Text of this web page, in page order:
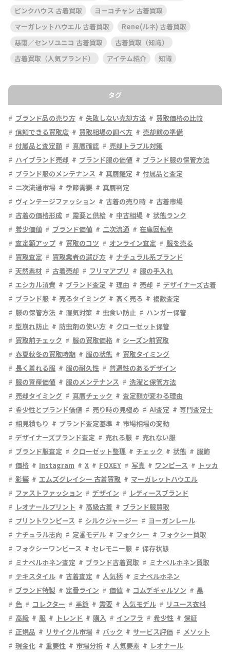
ピンクハウス 古着買取
ヨーコチャン 古着買取
マーガレットハウエル 古着買取
Rene(ルネ) 古着買取
慈雨／センソユニコ 古着買取
古着買取（知識）
古着買取（人気ブランド）
アイテム紹介 知識
タグ
ブランド品の売り方 失敗しない売却方法
買取価格の比較
信頼できる買取店
買取相場の調べ方
売却前の準備
付属品と査定額
真贋確認
売却トラブル対策
ハイブランド売却
ブランド服の価値
ブランド服の保管方法
ブランド服のメンテナンス
真贋鑑定
付属品と査定
二次流通市場
季節需要
真贋判定
ヴィンテージファッション
古着の売り時
古着市場
古着の価格形成
需要と供給 中古相場
状態ランク
希少価値
ブランド価値 二次流通
在庫回転率
査定額アップ
買取のコツ オンライン査定
服を売る
買取査定
買取業者の選び方
ナチュラル系ブランド
天然素材
古着売却 フリマアプリ
服の手入れ
エシカル消費
ブランド査定 理由 売却
デザイナーズ古着
ブランド服
売るタイミング 高く売る
複数査定
服の保管方法
湿気対策 虫食い防止
ハンガー保管
型崩れ防止
防虫剤の使い方
クローゼット保管
買取前チェック
服の買取価格
シーズン前買取
春夏秋冬の買取時期
服の状態
買取タイミング
長く着れる服
服の耐久性
普遍性のあるデザイン
服の資産価値
服のメンテナンス
洗濯と保管方法
売却タイミング
真贋チェック
査定額が変わる理由
希少性とブランド価値
売り時の見極め AI査定
専門査定士
相見積もり
ブランド査定基準
市場相場の変動
デザイナーズブランド査定
売れる服
売れない服
ブランド服査定
クローゼット整理 チェック 状態
服飾
価格
Instagram X FOXEY 写真 ワンピース
トッカ
影響
エムズグレイシー 古着買取
マーガレットハウエル
ファストファッション
デザイン
レディースブランド
レオナールプリント
高級古着
ブランド服買取
プリントワンピース
シルクジャージー
ヨーガンレール
ナチュラル志向
定番モデル フォクシー
フォクシー買取
フォクシーワンピース
セレモニー服
保存状態
ミナペルホネン査定
ブランド古着買取
ミナペルホネン買取
テキスタイル
古着査定 人気柄
ミナペルホネン
ブランド特製
定番ライン 価値 コムデギャルソン
黒
色
コレクター 季節 需要 人気モデル
リユース衣料
高級
服 トレンド 購入 インフラ 希少性
保証
正規品
リサイクル市場 バック サービス評価
メソット
現金化
重要性 市場分析 人気要素
レオナール